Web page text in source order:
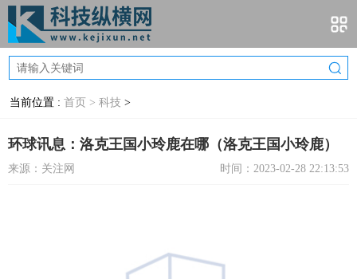
当前位置 : 首页 > 科技 >
环球讯息：洛克王国小玲鹿在哪（洛克王国小玲鹿）
来源：关注网 时间：2023-02-28 22:13:53